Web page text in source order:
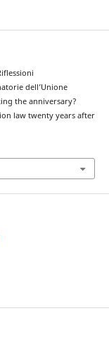
dell’Unione
the anniversary?
law twenty years after